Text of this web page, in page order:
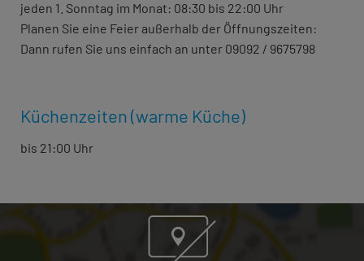
jeden 1. Sonntag im Monat: 08:30 bis 22:00 Uhr
Planen Sie eine Feier außerhalb der Öffnungszeiten:
Dann rufen Sie uns einfach an unter 09092 / 9675798
Küchenzeiten (warme Küche)
bis 21:00 Uhr